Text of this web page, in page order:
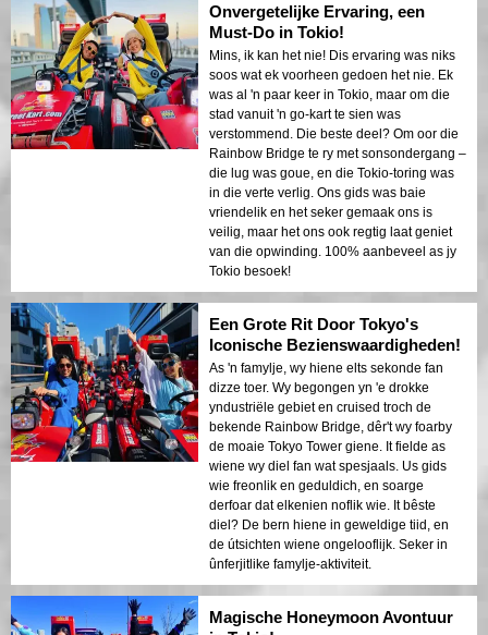
Onvergetelijke Ervaring, een
Must-Do in Tokio!
Mins, ik kan het nie! Dis ervaring was niks
soos wat ek voorheen gedoen het nie. Ek
was al 'n paar keer in Tokio, maar om die
stad vanuit 'n go-kart te sien was
verstommend. Die beste deel? Om oor die
Rainbow Bridge te ry met sonsondergang –
die lug was goue, en die Tokio-toring was
in die verte verlig. Ons gids was baie
vriendelik en het seker gemaak ons is
veilig, maar het ons ook regtig laat geniet
van die opwinding. 100% aanbeveel as jy
Tokio besoek!
Een Grote Rit Door Tokyo's
Iconische Bezienswaardigheden!
As 'n famylje, wy hiene elts sekonde fan
dizze toer. Wy begongen yn 'e drokke
yndustriële gebiet en cruised troch de
bekende Rainbow Bridge, dêr't wy foarby
de moaie Tokyo Tower giene. It fielde as
wiene wy diel fan wat spesjaals. Us gids
wie freonlik en geduldich, en soarge
derfoar dat elkenien noflik wie. It bêste
diel? De bern hiene in geweldige tiid, en
de útsichten wiene ongelooflijk. Seker in
ûnferjitlike famylje-aktiviteit.
Magische Honeymoon Avontuur